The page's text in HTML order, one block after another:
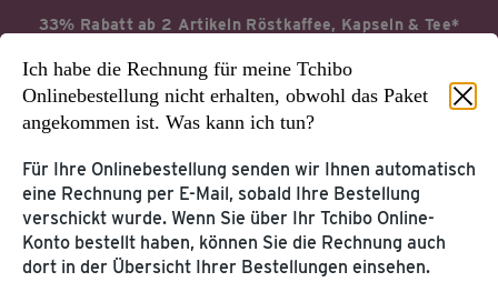
33% Rabatt ab 2 Artikeln Röstkaffee, Kapseln & Tee*
Jetzt profitieren Aktionsbedingungen*
Startseite Service & Hilfe
KUNDENSERVICE
KUNDENKONTO &
Ich habe die Rechnung für meine Tchibo
Onlinebestellung nicht erhalten, obwohl das Paket
angekommen ist. Was kann ich tun?
Für Ihre Onlinebestellung senden wir Ihnen automatisch
eine Rechnung per E-Mail, sobald Ihre Bestellung
verschickt wurde. Wenn Sie über Ihr Tchibo Online-
Konto bestellt haben, können Sie die Rechnung auch
dort in der Übersicht Ihrer Bestellungen einsehen.